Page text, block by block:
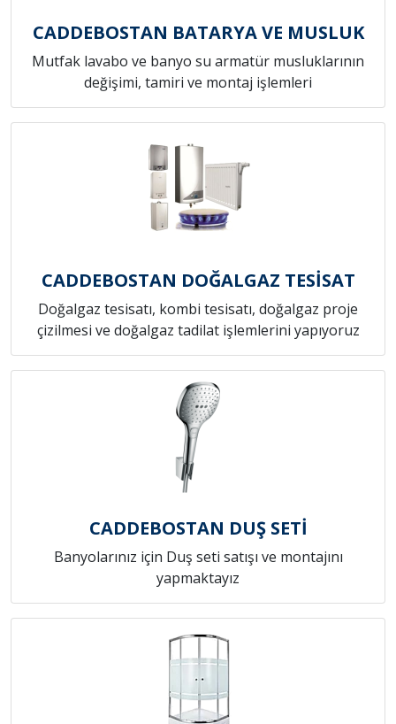
CADDEBOSTAN BATARYA VE MUSLUK
Mutfak lavabo ve banyo su armatür musluklarının
değişimi, tamiri ve montaj işlemleri
CADDEBOSTAN DOĞALGAZ TESİSAT
Doğalgaz tesisatı, kombi tesisatı, doğalgaz proje
çizilmesi ve doğalgaz tadilat işlemlerini yapıyoruz
CADDEBOSTAN DUŞ SETİ
Banyolarınız için Duş seti satışı ve montajını
yapmaktayız